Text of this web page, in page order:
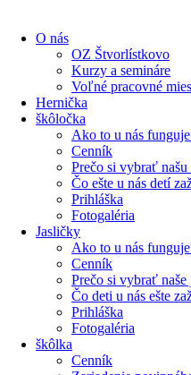
O nás
OZ Štvorlístkovo
Kurzy a semináre
Voľné pracovné
Hernička
škôločka
Ako to u nás
Cenník
Prečo si vybrať
Čo ešte u nás detí
Prihláška
Fotogaléria
Jasličky
Ako to u nás
Cenník
Prečo si vybrať naše
Čo deti u nás ešte
Prihláška
Fotogaléria
škôlka
Cenník